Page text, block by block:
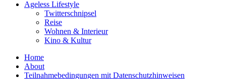
Ageless Lifestyle
Twitterschnipsel
Reise
Wohnen & Interieur
Kino & Kultur
Home
About
Teilnahmebedingungen mit Datenschutzhinweisen